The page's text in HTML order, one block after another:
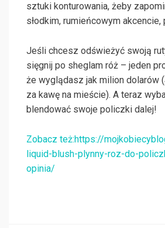
sztuki konturowania, żeby
słodkim, rumieńcowym akcencie,
Jeśli chcesz odświeżyć swoją
sięgnij po sheglam róż – jeden
że wyglądasz jak milion dolarów
za kawę na mieście). A teraz
blendować swoje policzki dalej!
Zobacz też:https://
liquid-blush-plynny-roz-do-
opinia/